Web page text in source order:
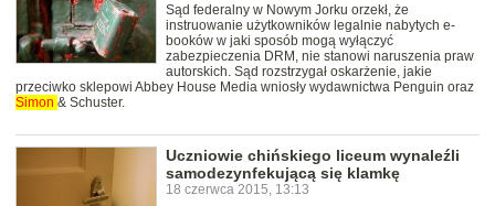
Sąd federalny w Nowym Jorku orzekł, że
instruowanie użytkowników legalnie nabytych e-
booków w jaki sposób mogą wyłączyć
zabezpieczenia DRM, nie stanowi naruszenia praw
autorskich. Sąd rozstrzygał oskarżenie, jakie
przeciwko sklepowi Abbey House Media wniosły wydawnictwa Penguin oraz
Simon & Schuster.
Uczniowie chińskiego liceum wynaleźli
samodezynfekującą się klamkę
18 czerwca 2015, 13:13